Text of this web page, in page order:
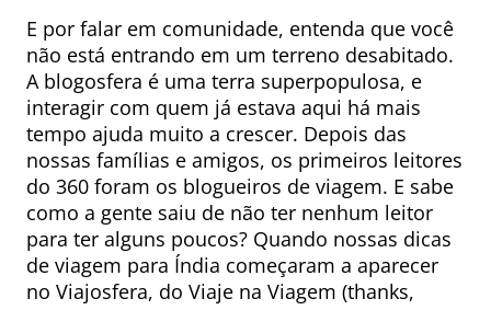
E por falar em comunidade, entenda que você
não está entrando em um terreno desabitado.
A blogosfera é uma terra superpopulosa, e
interagir com quem já estava aqui há mais
tempo ajuda muito a crescer. Depois das
nossas famílias e amigos, os primeiros leitores
do 360 foram os blogueiros de viagem. E sabe
como a gente saiu de não ter nenhum leitor
para ter alguns poucos? Quando nossas dicas
de viagem para Índia começaram a aparecer
no Viajosfera, do Viaje na Viagem (thanks,